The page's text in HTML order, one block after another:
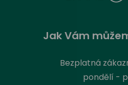
Jak Vám
Bezplatná
pondělí -